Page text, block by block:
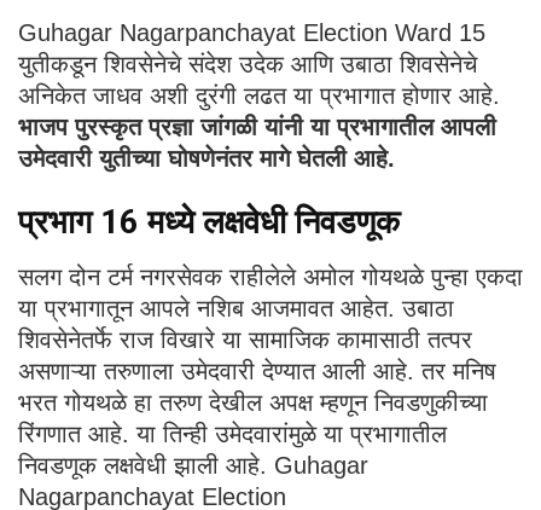
Guhagar Nagarpanchayat Election Ward 15
युतीकडून शिवसेनेचे संदेश उदेक आणि उबाठा शिवसेनेचे
अनिकेत जाधव अशी दुरंगी लढत या प्रभागात होणार आहे.
भाजप पुरस्कृत प्रज्ञा जांगळी यांनी या प्रभागातील आपली
उमेदवारी युतीच्या घोषणेनंतर मागे घेतली आहे.
प्रभाग 16 मध्ये लक्षवेधी निवडणूक
सलग दोन टर्म नगरसेवक राहीलेले अमोल गोयथळे पुन्हा एकदा
या प्रभागातून आपले नशिब आजमावत आहेत. उबाठा
शिवसेनेतर्फे राज विखारे या सामाजिक कामासाठी तत्पर
असणाऱ्या तरुणाला उमेदवारी देण्यात आली आहे. तर मनिष
भरत गोयथळे हा तरुण देखील अपक्ष म्हणून निवडणुकीच्या
रिंगणात आहे. या तिन्ही उमेदवारांमुळे या प्रभागातील
निवडणूक लक्षवेधी झाली आहे. Guhagar
Nagarpanchayat Election